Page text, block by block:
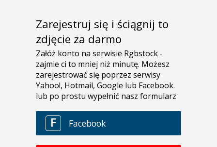
Zarejestruj się i ściągnij to
zdjęcie za darmo